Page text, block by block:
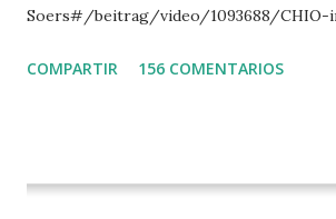
Soers#/beitrag/video/1093688/CHIO-
COMPARTIR 156 COMENTARIOS